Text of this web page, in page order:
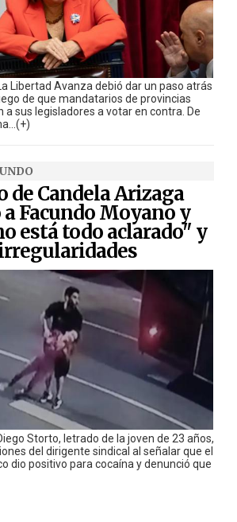
Libertad Avanza debió dar un paso atrás
de que mandatarios de provincias
a sus legisladores a votar en contra. De
de Candela Arizaga
Facundo Moyano y
está todo aclarado" y
Storto, letrado de la joven de 23 años,
del dirigente sindical al señalar que el
dio positivo para cocaína y denunció que